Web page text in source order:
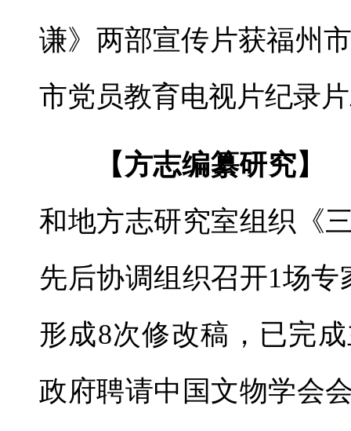
谦》两部宣传片获福州
市党员教育电视片纪录
【方志编纂研究】
和地方志研究室组织《
先后协调组织召开1场
形成8次修改稿，已完
政府聘请中国文物学会